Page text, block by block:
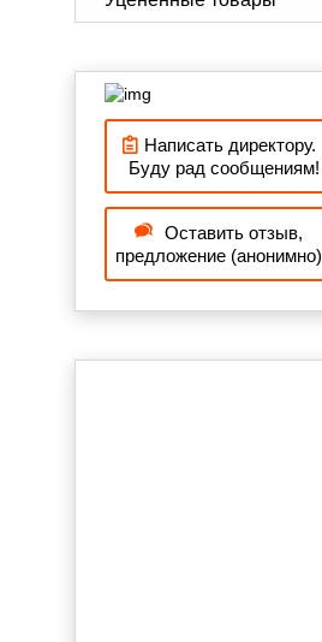
Написать директору.
Буду рад сообщениям!
Оставить отзыв,
предложение (анонимно)